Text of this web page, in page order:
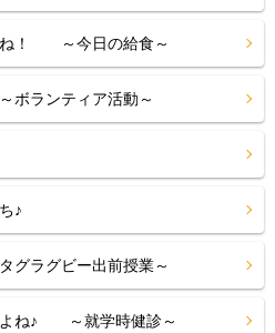
ね！ ～今日の給食～
ランティア活動～
♪
ラグビー出前授業～
よね♪ ～就学時健診～